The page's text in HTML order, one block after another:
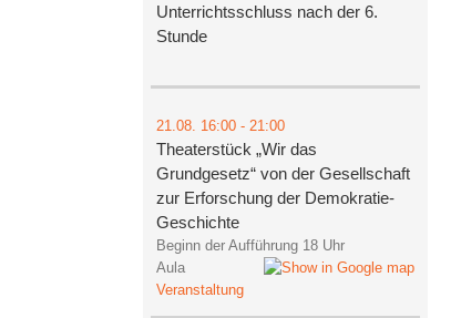
Unterrichtsschluss nach der 6.
Stunde
21.08. 16:00- 21:00
Theaterstück „Wir das
Grundgesetz“ von der Gesellschaft
zur Erforschung der Demokratie-
Geschichte
Beginn der Aufführung 18 Uhr
Aula
Veranstaltung